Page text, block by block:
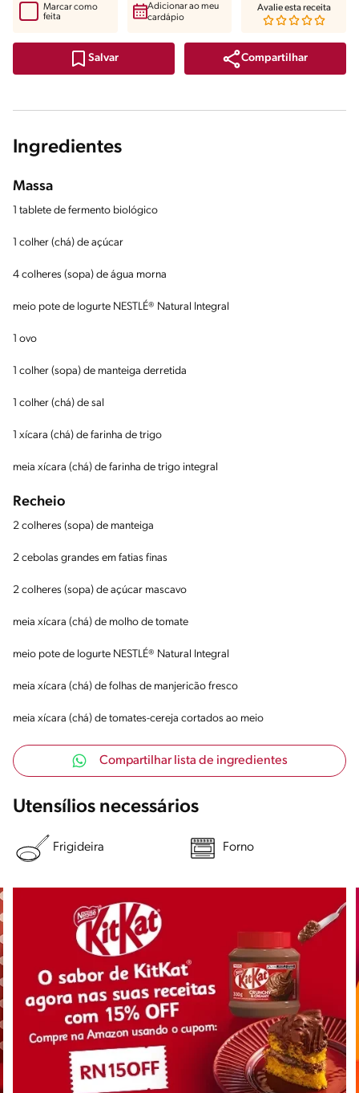
Salvar Compartilhar
Marcar como
feita
Adicionar ao meu
cardápio
Avalie esta receita
Ingredientes
Massa
1 tablete de fermento biológico
1 colher (chá) de açúcar
4 colheres (sopa) de água morna
meio pote de Iogurte NESTLÉ® Natural Integral
1 ovo
1 colher (sopa) de manteiga derretida
1 colher (chá) de sal
1 xícara (chá) de farinha de trigo
meia xícara (chá) de farinha de trigo integral
Recheio
2 colheres (sopa) de manteiga
2 cebolas grandes em fatias finas
2 colheres (sopa) de açúcar mascavo
meia xícara (chá) de molho de tomate
meio pote de Iogurte NESTLÉ® Natural Integral
meia xícara (chá) de folhas de manjericão fresco
meia xícara (chá) de tomates-cereja cortados ao meio
Compartilhar lista de ingredientes
Utensílios necessários
Frigideira Forno